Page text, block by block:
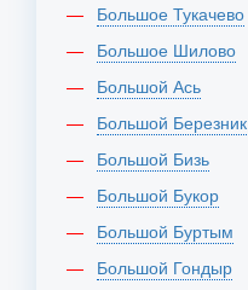
Большое Тукачево
Большое Шилово
Большой Ась
Большой Березник
Большой Бизь
Большой Букор
Большой Буртым
Большой Гондыр